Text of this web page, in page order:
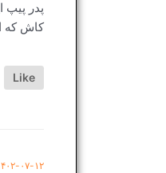
پدر پیپ
کاش که
Like
۱۴۰۲-۰۷-۱۲ در